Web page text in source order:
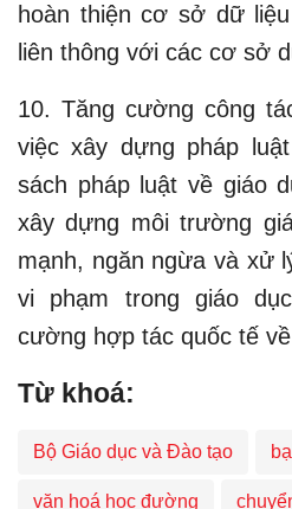
hoàn thiện cơ sở dữ
liên thông với các cơ sở
10. Tăng cường công
việc xây dựng pháp
sách pháp luật về giáo
xây dựng môi trường
mạnh, ngăn ngừa và xử
vi phạm trong giáo
cường hợp tác quốc tế
Từ khoá:
Bộ Giáo dục và Đào tạo
văn hoá học đường